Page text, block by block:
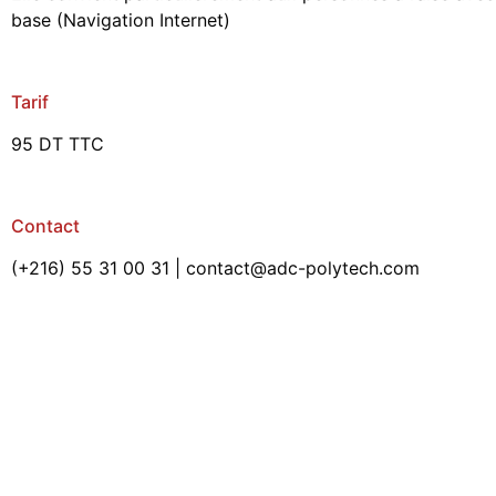
base (Navigation Internet)
Tarif
95 DT TTC
Contact
(+216) 55 31 00 31 | contact@adc-polytech.com